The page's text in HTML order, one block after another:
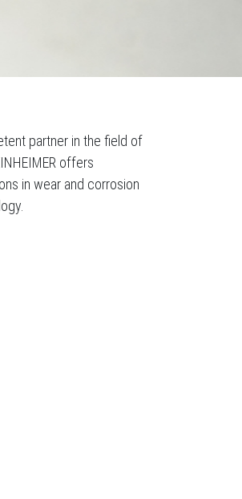
partner in the field of
offers
in wear and corrosion